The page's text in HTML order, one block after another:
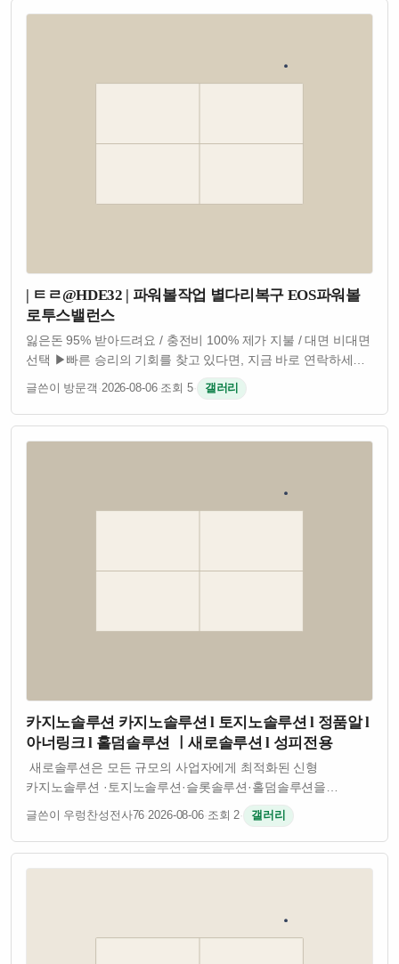
| ㅌㄹ@HDE32 | 파워볼작업 별다리복구 EOS파워볼
로투스밸런스
잃은돈 95% 받아드려요 / 충전비 100% 제가 지불 / 대면 비대면
선택 ▶빠른 승리의 기회를 찾고 있다면, 지금 바로 연락하세요!
카지노 작업팀, 토토 밸런스 작업팀, 사다리 작업팀, 네임드
작업팀 등 모든 게임 작업팀이 준비되어 있습니다.
카지노밸런스, 토토밸런…
글쓴이 방문객 ·2026-08-06·조회 5· 갤러리
카지노솔루션 카지노솔루션 l 토지노솔루션 l 정품알 l
아너링크 l 홀덤솔루션 ㅣ새로솔루션 l 성피전용
새로솔루션은 모든 규모의 사업자에게 최적화된 신형
카지노솔루션 ·토지노솔루션·슬롯솔루션·홀덤솔루션을
제공합니다. 안정성·보안성·확장성을 기준으로 개발된
플랫폼으로 검증된 API와 정식 계약 밴더 기반의 서비스를
제공합니다. 자체개발 소스로 잡 오류없이 안정적인 솔…
글쓴이 우렁찬성전사76·2026-08-06·조회 2· 갤러리